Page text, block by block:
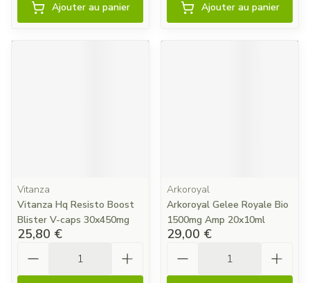
Ajouter au panier Ajouter au panier
Vitanza
Vitanza Hq Resisto Boost
Blister V-caps 30x450mg
25,80 €
Arkoroyal
Arkoroyal Gelee Royale Bio
1500mg Amp 20x10ml
29,00 €